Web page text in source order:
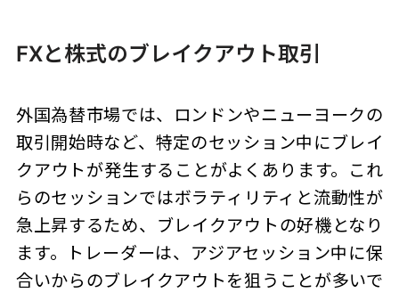
FXと株式のブレイクアウト取引
外国為替市場では、ロンドンやニューヨークの
取引開始時など、特定のセッション中にブレイ
クアウトが発生することがよくあります。これ
らのセッションではボラティリティと流動性が
急上昇するため、ブレイクアウトの好機となり
ます。トレーダーは、アジアセッション中に保
合いからのブレイクアウトを狙うことが多いで